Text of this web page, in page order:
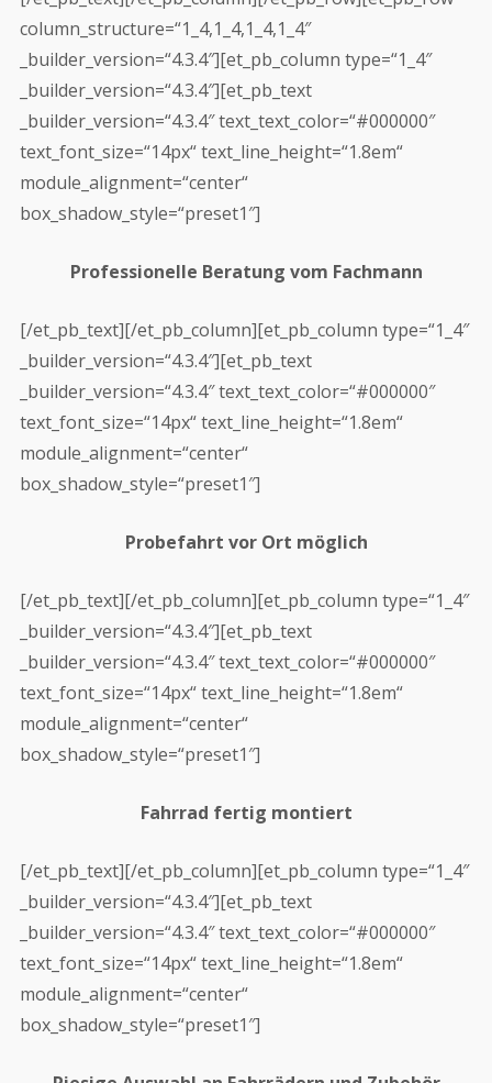
column_structure=“1_4,1_4,1_4,1_4″
_builder_version=“4.3.4″][et_pb_column type=“1_4″
_builder_version=“4.3.4″][et_pb_text
_builder_version=“4.3.4″ text_text_color=“#000000″
text_font_size=“14px“ text_line_height=“1.8em“
module_alignment=“center“
box_shadow_style=“preset1″]
Professionelle Beratung vom Fachmann
[/et_pb_text][/et_pb_column][et_pb_column type=“1_4″
_builder_version=“4.3.4″][et_pb_text
_builder_version=“4.3.4″ text_text_color=“#000000″
text_font_size=“14px“ text_line_height=“1.8em“
module_alignment=“center“
box_shadow_style=“preset1″]
Probefahrt vor Ort möglich
[/et_pb_text][/et_pb_column][et_pb_column type=“1_4″
_builder_version=“4.3.4″][et_pb_text
_builder_version=“4.3.4″ text_text_color=“#000000″
text_font_size=“14px“ text_line_height=“1.8em“
module_alignment=“center“
box_shadow_style=“preset1″]
Fahrrad fertig montiert
[/et_pb_text][/et_pb_column][et_pb_column type=“1_4″
_builder_version=“4.3.4″][et_pb_text
_builder_version=“4.3.4″ text_text_color=“#000000″
text_font_size=“14px“ text_line_height=“1.8em“
module_alignment=“center“
box_shadow_style=“preset1″]